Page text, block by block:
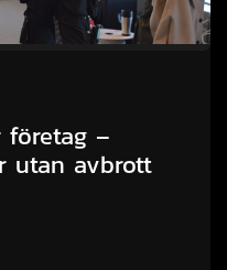
–
utan avbrott